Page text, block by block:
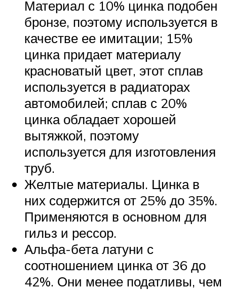
Материал с 10% цинка подобен
бронзе, поэтому используется в
качестве ее имитации; 15%
цинка придает материалу
красноватый цвет, этот сплав
используется в радиаторах
автомобилей; сплав с 20%
цинка обладает хорошей
вытяжкой, поэтому
используется для изготовления
труб.
Желтые материалы. Цинка в
них содержится от 25% до 35%.
Применяются в основном для
гильз и рессор.
Альфа-бета латуни с
соотношением цинка от 36 до
42%. Они менее податливы, чем